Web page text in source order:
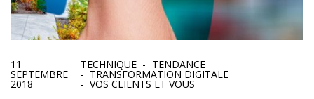
11
SEPTEMBRE
2018
TECHNIQUE TENDANCE
TRANSFORMATION DIGITALE
VOS CLIENTS ET VOUS